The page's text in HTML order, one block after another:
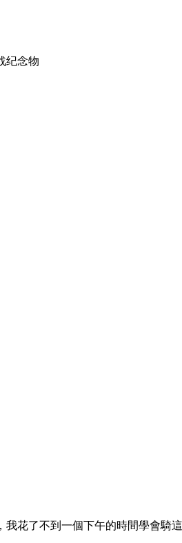
纪念物
花了不到一個下午的時間學會騎